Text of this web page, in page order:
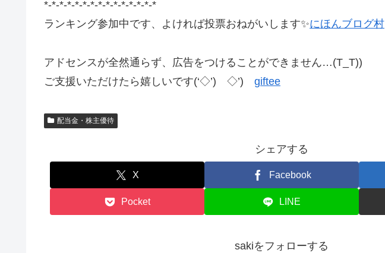
*-*-*-*-*-*-*-*-*-*-*-*-*-*-*
ランキング参加中です、よければ投票おねがいします✨にほんブログ村
アドセンスが全然通らず、広告をつけることができません…(T_T))
ご支援いただけたら嬉しいです(‘◇’)ゞ◇’)ゞ giftee
配当金・株主優待
シェアする
X Facebook
Pocket LINE
sakiをフォローする